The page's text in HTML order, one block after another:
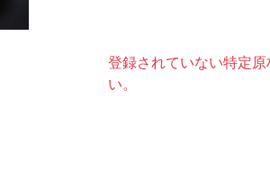
登録されていない特定
い。